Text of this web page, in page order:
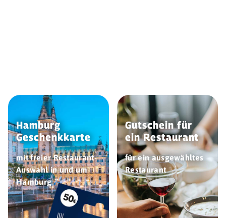
Hamburg
Geschenk­karte
mit freier Restaurant-
Auswahl in und um
Hamburg
Gutschein für
ein Restaurant
für ein ausgewähltes
Restaurant